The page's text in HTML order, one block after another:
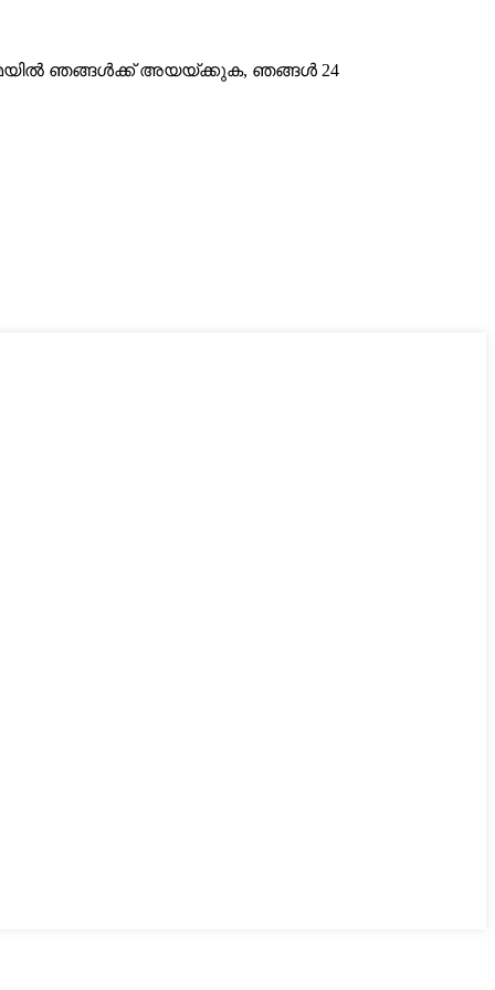
ഞങ്ങൾ‌ക്ക് അയയ്‌ക്കുക, ഞങ്ങൾ‌ 24